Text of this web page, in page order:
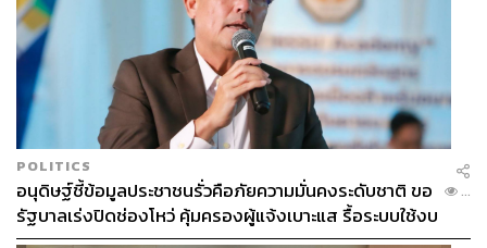
POLITICS
อนุดิษฐ์ชี้ข้อมูลประชาชนรั่วคือภัยความมั่นคงระดับชาติ ขอ
รัฐบาลเร่งปิดช่องโหว่ คุ้มครองผู้แจ้งเบาะแส รื้อระบบใช้งบ
ไซเบอร์
...